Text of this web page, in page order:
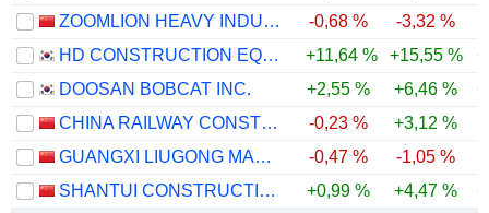
ZOOMLION HEAVY INDUSTRY SCIENCE AND TECHNOLOGY CO., LTD.
-0,68 % -3,32 %
HD CONSTRUCTION EQUIPMENT CO., LTD.
+11,64 % +15,55 %
DOOSAN BOBCAT INC.
+2,55 % +6,46 %
CHINA RAILWAY CONSTRUCTION HEAVY INDUSTRY CORPORATION LIMITED
-0,23 % +3,12 %
GUANGXI LIUGONG MACHINERY CO., LTD.
-0,47 % -1,05 %
SHANTUI CONSTRUCTION MACHINERY CO., LTD.
+0,99 % +4,47 %